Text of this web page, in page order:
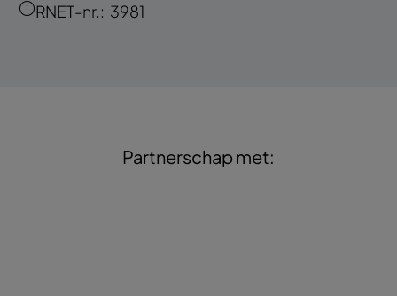
RNET-nr.: 3981
Partnerschap met: